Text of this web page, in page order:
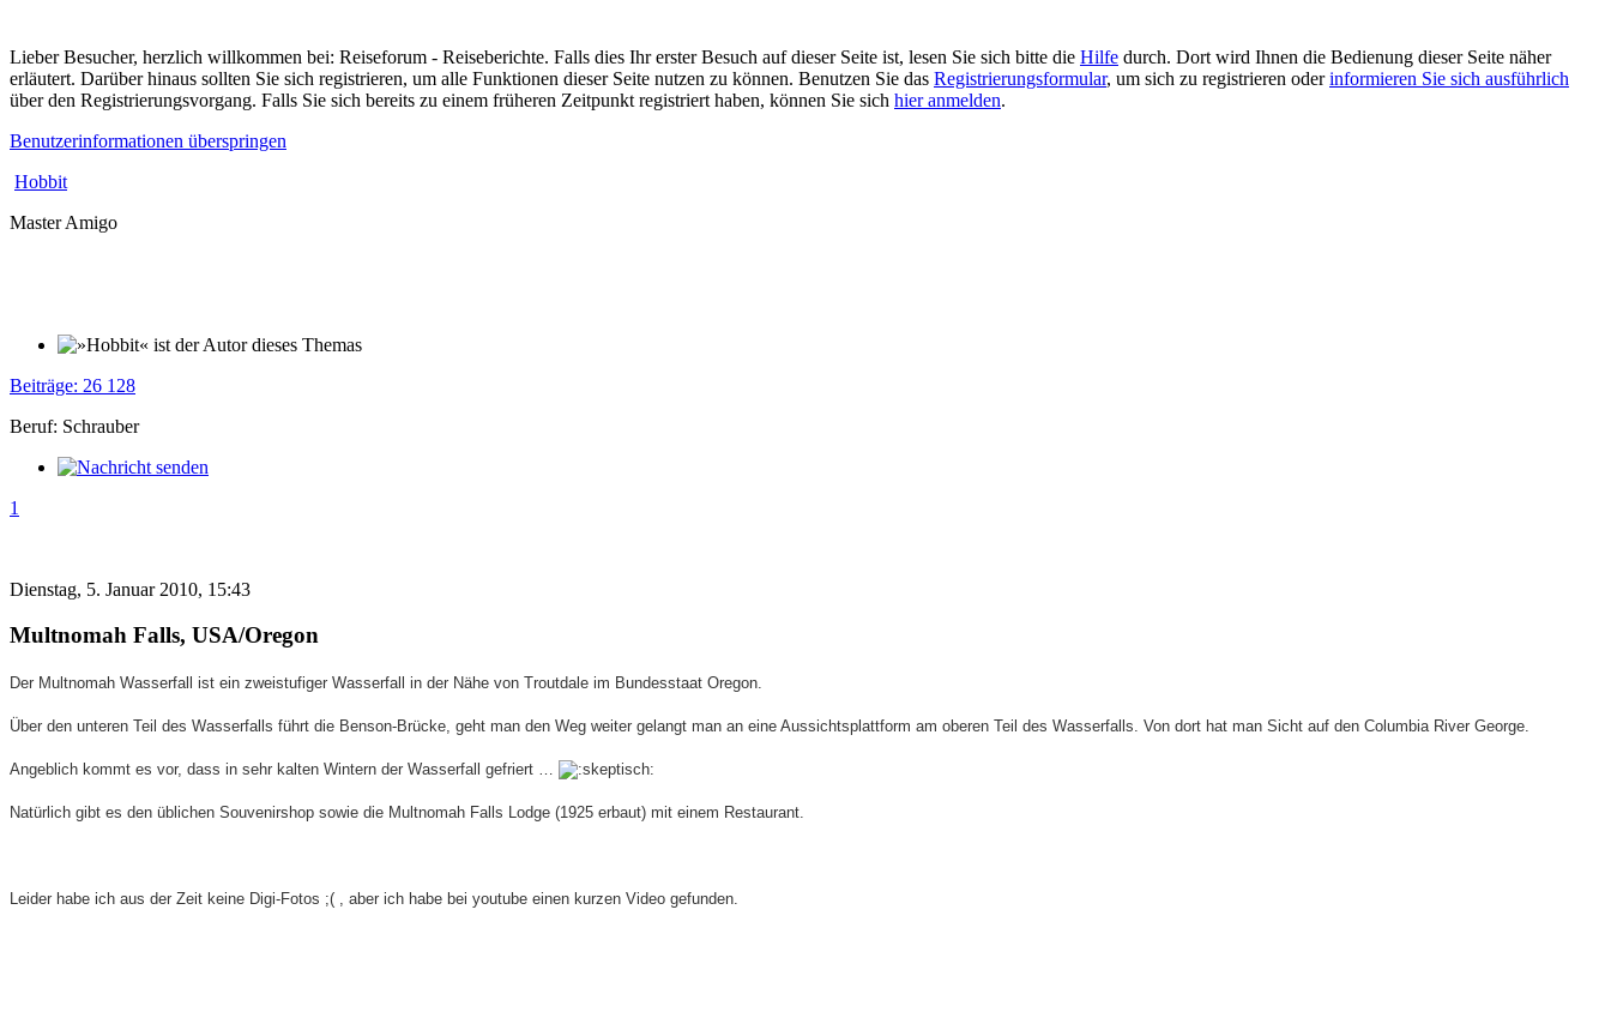
Lieber Besucher, herzlich willkommen bei: Reiseforum - Reiseberichte. Falls dies Ihr erster Besuch auf dieser Seite ist, lesen Sie sich bitte die Hilfe durch. Dort wird Ihnen die Bedienung dieser Seite näher
erläutert. Darüber hinaus sollten Sie sich registrieren, um alle Funktionen dieser Seite nutzen zu können. Benutzen Sie das Registrierungsformular, um sich zu registrieren oderinformieren Sie sich ausführlich
über den Registrierungsvorgang. Falls Sie sich bereits zu einem früheren Zeitpunkt registriert haben, können Sie sich hier anmelden.
Benutzerinformationen überspringen
Hobbit
Master Amigo
Beiträge: 26 128
Beruf: Schrauber
1
Dienstag, 5. Januar 2010, 15:43
Multnomah Falls, USA/Oregon
Der Multnomah Wasserfall ist ein zweistufiger Wasserfall in der Nähe von Troutdale im Bundesstaat Oregon.
Über den unteren Teil des Wasserfalls führt die Benson-Brücke, geht man den Weg weiter gelangt man an eine Aussichtsplattform am oberen Teil des Wasserfalls. Von dort hat man Sicht auf den Columbia River George.
Angeblich kommt es vor, dass in sehr kalten Wintern der Wasserfall gefriert …
Natürlich gibt es den üblichen Souvenirshop sowie die Multnomah Falls Lodge (1925 erbaut) mit einem Restaurant.
Leider habe ich aus der Zeit keine Digi-Fotos ;( , aber ich habe bei youtube einen kurzen Video gefunden.